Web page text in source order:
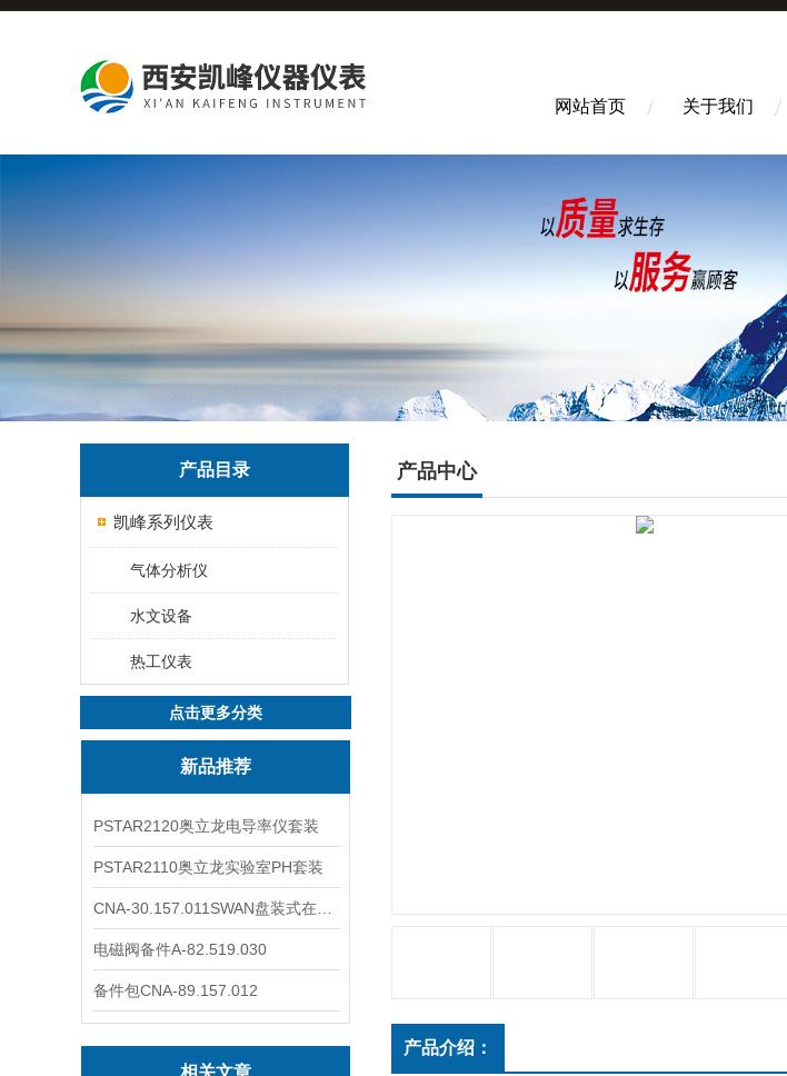
网站首页 关于我们
产品目录
凯峰系列仪表
气体分析仪
水文设备
热工仪表
点击更多分类
新品推荐
PSTAR2120奥立龙电导率仪套装
PSTAR2110奥立龙实验室PH套装
电磁阀备件A-82.519.030
备件包CNA-89.157.012
相关文章
产品中心
产品介绍：